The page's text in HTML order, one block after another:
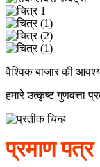
वैश्विक बाजार की
हमारे उत्कृष्ट गुणवत्ता
प्रमाण पत्र